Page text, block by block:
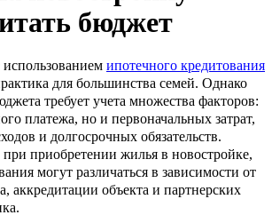
бюджет
ипотечного кредитования
для большинства семей. Однако
требует учета множества факторов:
платежа, но и первоначальных затрат,
и долгосрочных обязательств.
приобретении жилья в новостройке,
могут различаться в зависимости от
аккредитации объекта и партнерских